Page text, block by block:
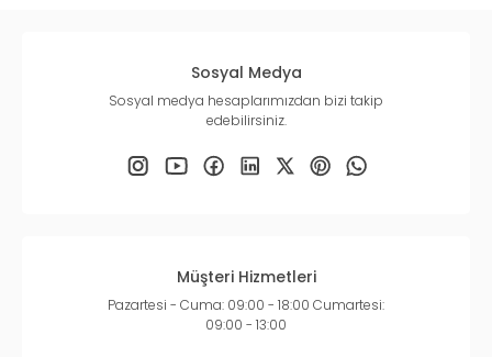
Sosyal Medya
Sosyal medya hesaplarımızdan bizi takip
edebilirsiniz.
Müşteri Hizmetleri
Pazartesi - Cuma: 09:00 - 18:00 Cumartesi:
09:00 - 13:00